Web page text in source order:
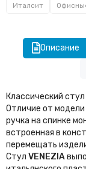
Италсит
Описание
Классический стул
Отличие от модели
ручка на спинке
встроенная в
перемещать
Стул VENEZIA